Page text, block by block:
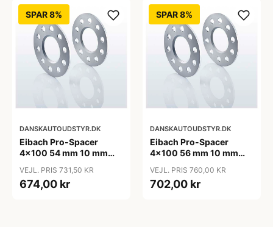
SPAR 8%
DANSKAUTOUDSTYR.DK
Eibach Pro-Spacer
4x100 54 mm 10 mm
VEJL. PRIS 731,50 KR
674,00 kr
SPAR 8%
DANSKAUTOUDSTYR.DK
Eibach Pro-Spacer
4x100 56 mm 10 mm
VEJL. PRIS 760,00 KR
702,00 kr